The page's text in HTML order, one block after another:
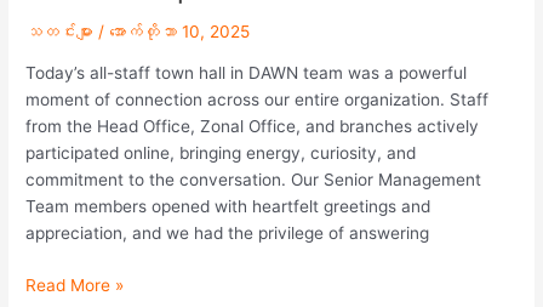
သတင်းများ / အောက်တိုဘာ 10, 2025
Today’s all-staff town hall in DAWN team was a powerful
moment of connection across our entire organization. Staff
from the Head Office, Zonal Office, and branches actively
participated online, bringing energy, curiosity, and
commitment to the conversation. Our Senior Management
Team members opened with heartfelt greetings and
appreciation, and we had the privilege of answering
Read More »